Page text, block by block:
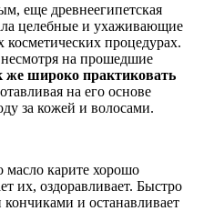
еще древнеегипетская
целебные и ухаживающие
косметических процедурах.
несмотря на прошедшие
же широко практиковать
на его основе
за кожей и волосами.
масло карите хорошо
их, оздоравливает. Быстро
и останавливает